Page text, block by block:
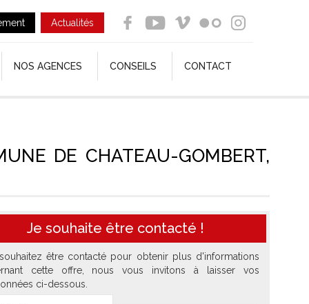
Actualités
NOS AGENCES CONSEILS CONTACT
DE CHATEAU-GOMBERT,
Je souhaite être contacté !
être contacté pour obtenir plus d'informations
cette offre, nous vous invitons à laisser vos
ci-dessous.